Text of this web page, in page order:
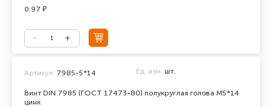
0.97 ₽
Винт DIN 7985 (ГОСТ 17473-80) полукруглая голова М5*14
цинк
Артикул: 7985-5*14 Ед. изм. шт.